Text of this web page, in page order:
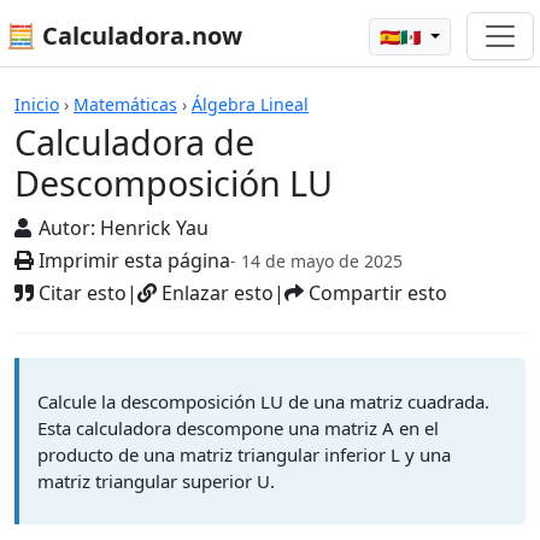
🧮 Calculadora.now 🇪🇸🇲🇽
Inicio › Matemáticas › Álgebra Lineal
Calculadora de
Descomposición LU
Autor: Henrick Yau
Imprimir esta página- 14 de mayo de 2025
Citar esto| Enlazar esto| Compartir esto
Calculadoras
Calcule la descomposición LU de una matriz cuadrada.
Esta calculadora descompone una matriz A en el
producto de una matriz triangular inferior L y una
matriz triangular superior U.